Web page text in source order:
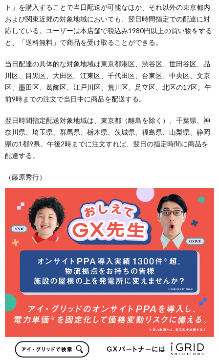
ト」を購入することで当日配送が可能なほか、それ以外の東京都内
および関東近郊の対象地域においても、翌日時間指定での配達に対
応している。ユーザーは本店舗で税込み1980円以上の買い物をする
と、「送料無料」で商品を受け取ることができる。
当日配達の具体的な対象地域は東京都港区、渋谷区、世田谷区、品
川区、目黒区、大田区、江東区、千代田区、台東区、中央区、文京
区、墨田区、葛飾区、江戸川区、荒川区、足立区、北区の17区。午
前9時までの注文で当日中に商品を配送する。
翌日時間指定配送対象地域は、東京都（離島を除く）、千葉県、神
奈川県、埼玉県、群馬県、栃木県、茨城県、福島県、山梨県、静岡
県の1都9県。午後2時までに注文すれば、翌日の指定時間に商品を
配達する。
（藤原秀行）